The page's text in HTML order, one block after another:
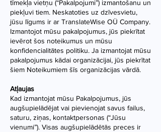
tīmekļa vietņu (“Pakalpojumi”) izmantošanu un
piekļuvi tiem. Neskatoties uz dzīvesvietu,
jūsu līgums ir ar TranslateWise OÜ Company.
Izmantojot mūsu pakalpojumus, jūs piekrītat
ievērot šos noteikumus un mūsu
konfidencialitātes politiku. Ja izmantojat mūsu
pakalpojumus kādai organizācijai, jūs piekrītat
šiem Noteikumiem šīs organizācijas vārdā.
Atļaujas
Kad izmantojat mūsu Pakalpojumus, jūs
augšupielādējat vai pievienojat savus failus,
saturu, ziņas, kontaktpersonas (“Jūsu
vienumi”). Visas augšupielādētās preces ir